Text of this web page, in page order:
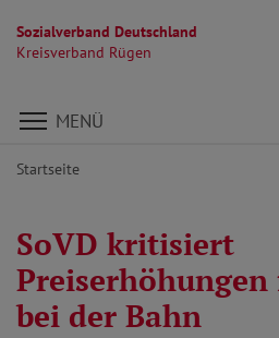
Sozialverband Deutschland
Kreisverband Rügen
Direkt zu den Inhalten springen
MENÜ
Startseite
SoVD kritisiert
bei der Bahn